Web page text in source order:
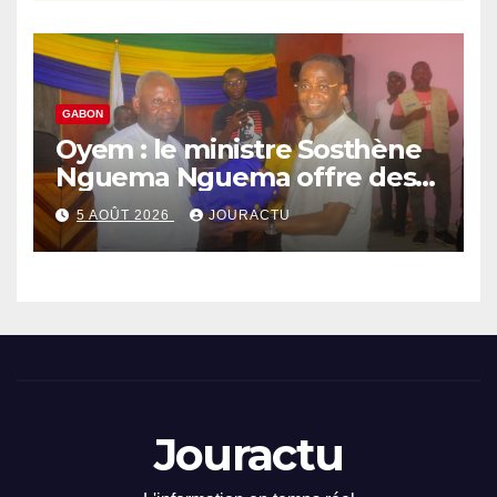
GABON
Oyem : le ministre Sosthène
Nguema Nguema offre des
nouvelles tenues aux chefs
de quartiers
5 AOÛT 2026 JOURACTU
Jouractu